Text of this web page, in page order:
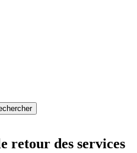
retour des services